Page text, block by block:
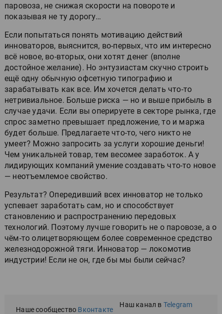
паровоза, не снижая скорости на повороте и
показывая не ту дорогу…
Если попытаться понять мотивацию действий
инноваторов, выяснится, во-первых, что им интересно
всё новое, во-вторых, они хотят денег (вполне
достойное желание). Но энтузиастам скучно строить
ещё одну обычную офсетную типографию и
зарабатывать как все. Им хочется делать что-то
нетривиальное. Больше риска — но и выше прибыль в
случае удачи. Если вы оперируете в секторе рынка, где
спрос заметно превышает предложение, то и маржа
будет больше. Предлагаете что-то, чего никто не
умеет? Можно запросить за услуги хорошие деньги!
Чем уникальней товар, тем весомее заработок. А у
лидирующих компаний умение создавать что-то новое
— неотъемлемое свойство.
Результат? Опередивший всех инноватор не только
успевает заработать сам, но и способствует
становлению и распространению передовых
технологий. Поэтому лучше говорить не о паровозе, а о
чём-то олицетворяющем более современное средство
железнодорожной тяги. Инноватор — локомотив
индустрии! Если не он, где бы мы были сейчас?
Наше сообщество Вконтакте
Наш канал в Telegram